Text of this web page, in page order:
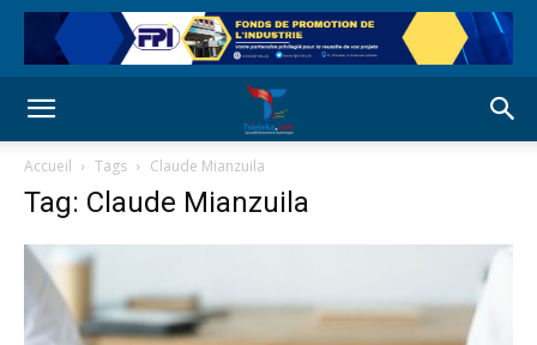
Accueil Tags Claude Mianzuila
Tag: Claude Mianzuila